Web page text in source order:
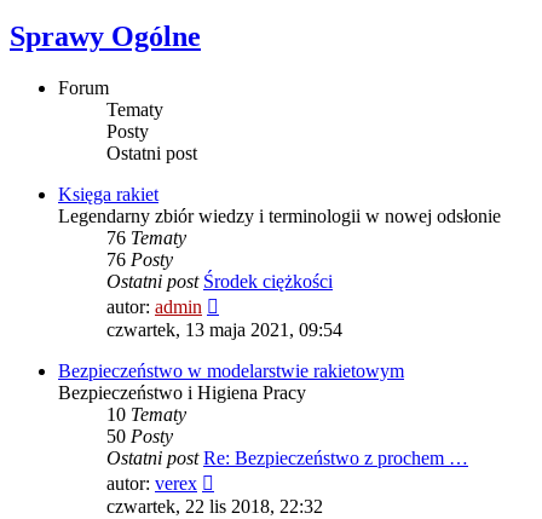
Sprawy Ogólne
Forum
Tematy
Posty
Ostatni post
Księga rakiet
Legendarny zbiór wiedzy i terminologii w nowej odsłonie
76 Tematy
76 Posty
Ostatni post Środek ciężkości
autor: admin
najnowszy
post
czwartek, 13 maja 2021, 09:54
Bezpieczeństwo w modelarstwie rakietowym
Bezpieczeństwo i Higiena Pracy
10 Tematy
50 Posty
Ostatni post Re: Bezpieczeństwo z prochem …
autor: verex
najnowszy
czwartek, 22 lis 2018, 22:32